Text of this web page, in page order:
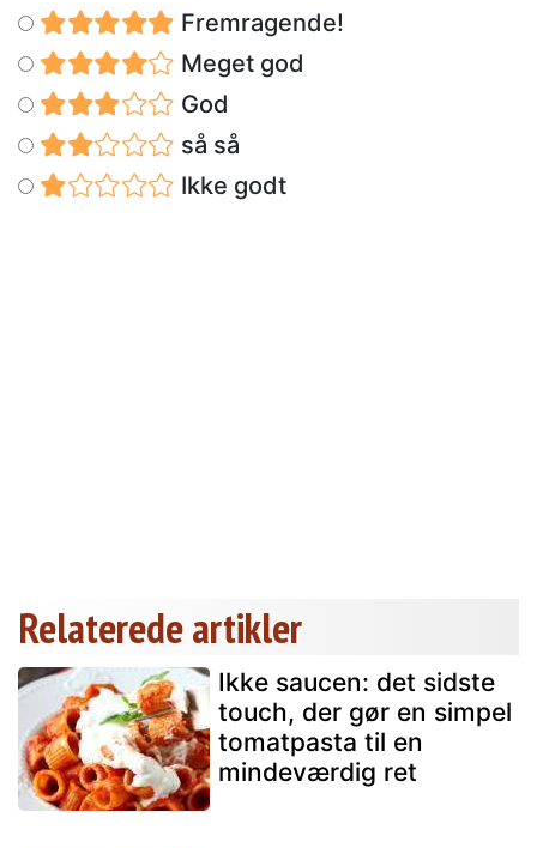
Fremragende!
Meget god
God
så så
Ikke godt
Relaterede artikler
Ikke saucen: det sidste
touch, der gør en simpel
tomatpasta til en
mindeværdig ret